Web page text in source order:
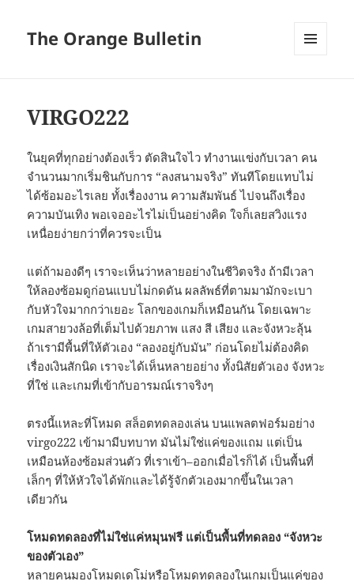
The Orange Bulletin
VIRGO222
ในยุคที่ทุกอย่างต้องเร็ว ตัดสินใจไว ทำงานแข่งกับเวลา คน
จำนวนมากเริ่มชินกับการ “ลงสนามจริง” ทันทีโดยแทบไม่
ได้ซ้อมอะไรเลย ทั้งเรื่องงาน ความสัมพันธ์ ไปจนถึงเรื่อง
ความบันเทิง พอเจออะไรไม่เป็นอย่างคิด ใจก็เลยสวิงแรง
เหนื่อยง่ายกว่าที่ควรจะเป็น
แต่ถ้ามองดีๆ เราจะเห็นว่าหลายอย่างในชีวิตจริง ถ้ามีเวลา
ให้ลองซ้อมดูก่อนแบบไม่กดดัน ผลลัพธ์ที่ตามมามักจะเบา
กับหัวใจมากกว่าเยอะ โลกของเกมก็เหมือนกัน โดยเฉพาะ
เกมสายวงล้อที่เต็มไปด้วยภาพ แสง สี เสียง และจังหวะลุ้น
ถ้าเรามีพื้นที่ให้ตัวเอง “ลองอยู่กับมัน” ก่อนโดยไม่ต้องคิด
เรื่องเงินสักนิด เราจะได้เห็นหลายอย่าง ทั้งนิสัยตัวเอง จังหวะ
ที่ใช่ และเกมที่เข้ากับอารมณ์เราจริงๆ
ตรงนี้แหละที่โหมด สล็อตทดลองเล่น บนแพลตฟอร์มอย่าง
virgo222 เข้ามามีบทบาท มันไม่ใช่แค่ของแถม แต่เป็น
เหมือนห้องซ้อมส่วนตัว ที่เราเข้า–ออกเมื่อไรก็ได้ เป็นพื้นที่
เล็กๆ ที่ให้หัวใจได้พักและได้รู้จักตัวเองมากขึ้นในเวลา
เดียวกัน
โหมดทดลองที่ไม่ใช่แค่หมุนฟรี แต่เป็นพื้นที่ทดลอง “จังหวะ
ของตัวเอง”
หลายคนมองโหมดเดโม่หรือโหมดทดลองในเกมเป็นแค่ของ